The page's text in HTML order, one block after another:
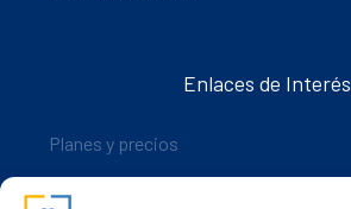
Enlaces de Interés
Planes y precios
Descarga nuestra app